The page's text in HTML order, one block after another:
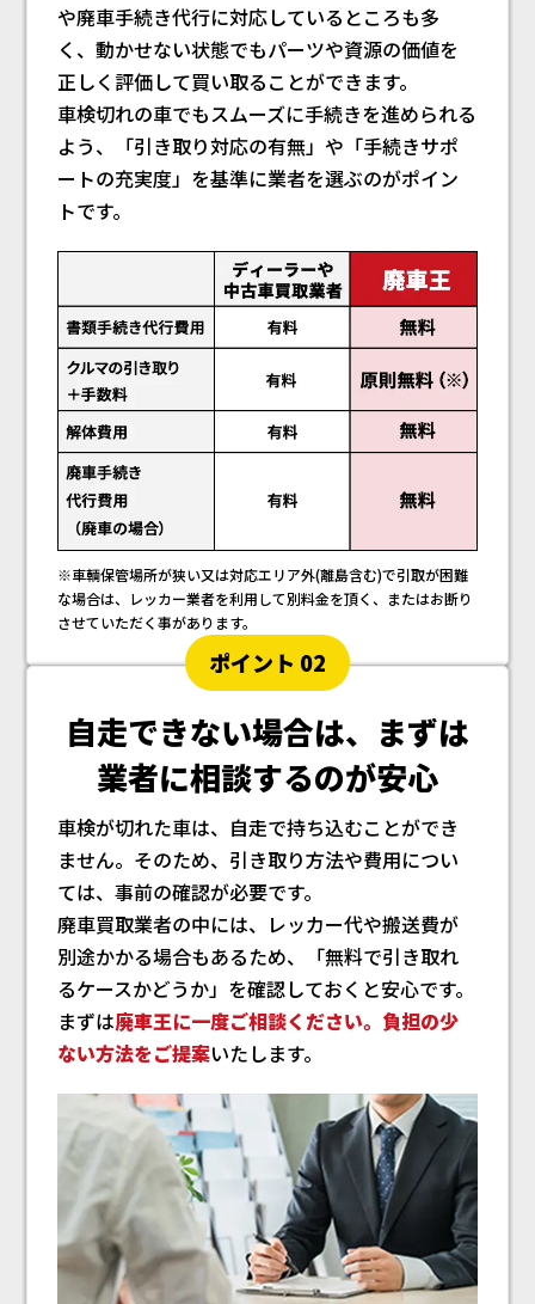
や廃車手続き代行に対応しているところも多
く、動かせない状態でもパーツや資源の価値を
正しく評価して買い取ることができます。
車検切れの車でもスムーズに手続きを進められる
よう、「引き取り対応の有無」や「手続きサポ
ートの充実度」を基準に業者を選ぶのがポイン
トです。
※車輌保管場所が狭い又は対応エリア外(離島含む)で引取が困難
な場合は、レッカー業者を利用して別料金を頂く、またはお断り
させていただく事があります。
ポイント 02
自走できない場合は、 まずは
業者に相談するのが安心
車検が切れた車は、自走で持ち込むことができ
ません。そのため、引き取り方法や費用につい
ては、事前の確認が必要です。
廃車買取業者の中には、レッカー代や搬送費が
別途かかる場合もあるため、「無料で引き取れ
るケースかどうか」を確認しておくと安心です。
まずは廃車王に一度ご相談ください。負担の少
ない方法をご提案いたします。